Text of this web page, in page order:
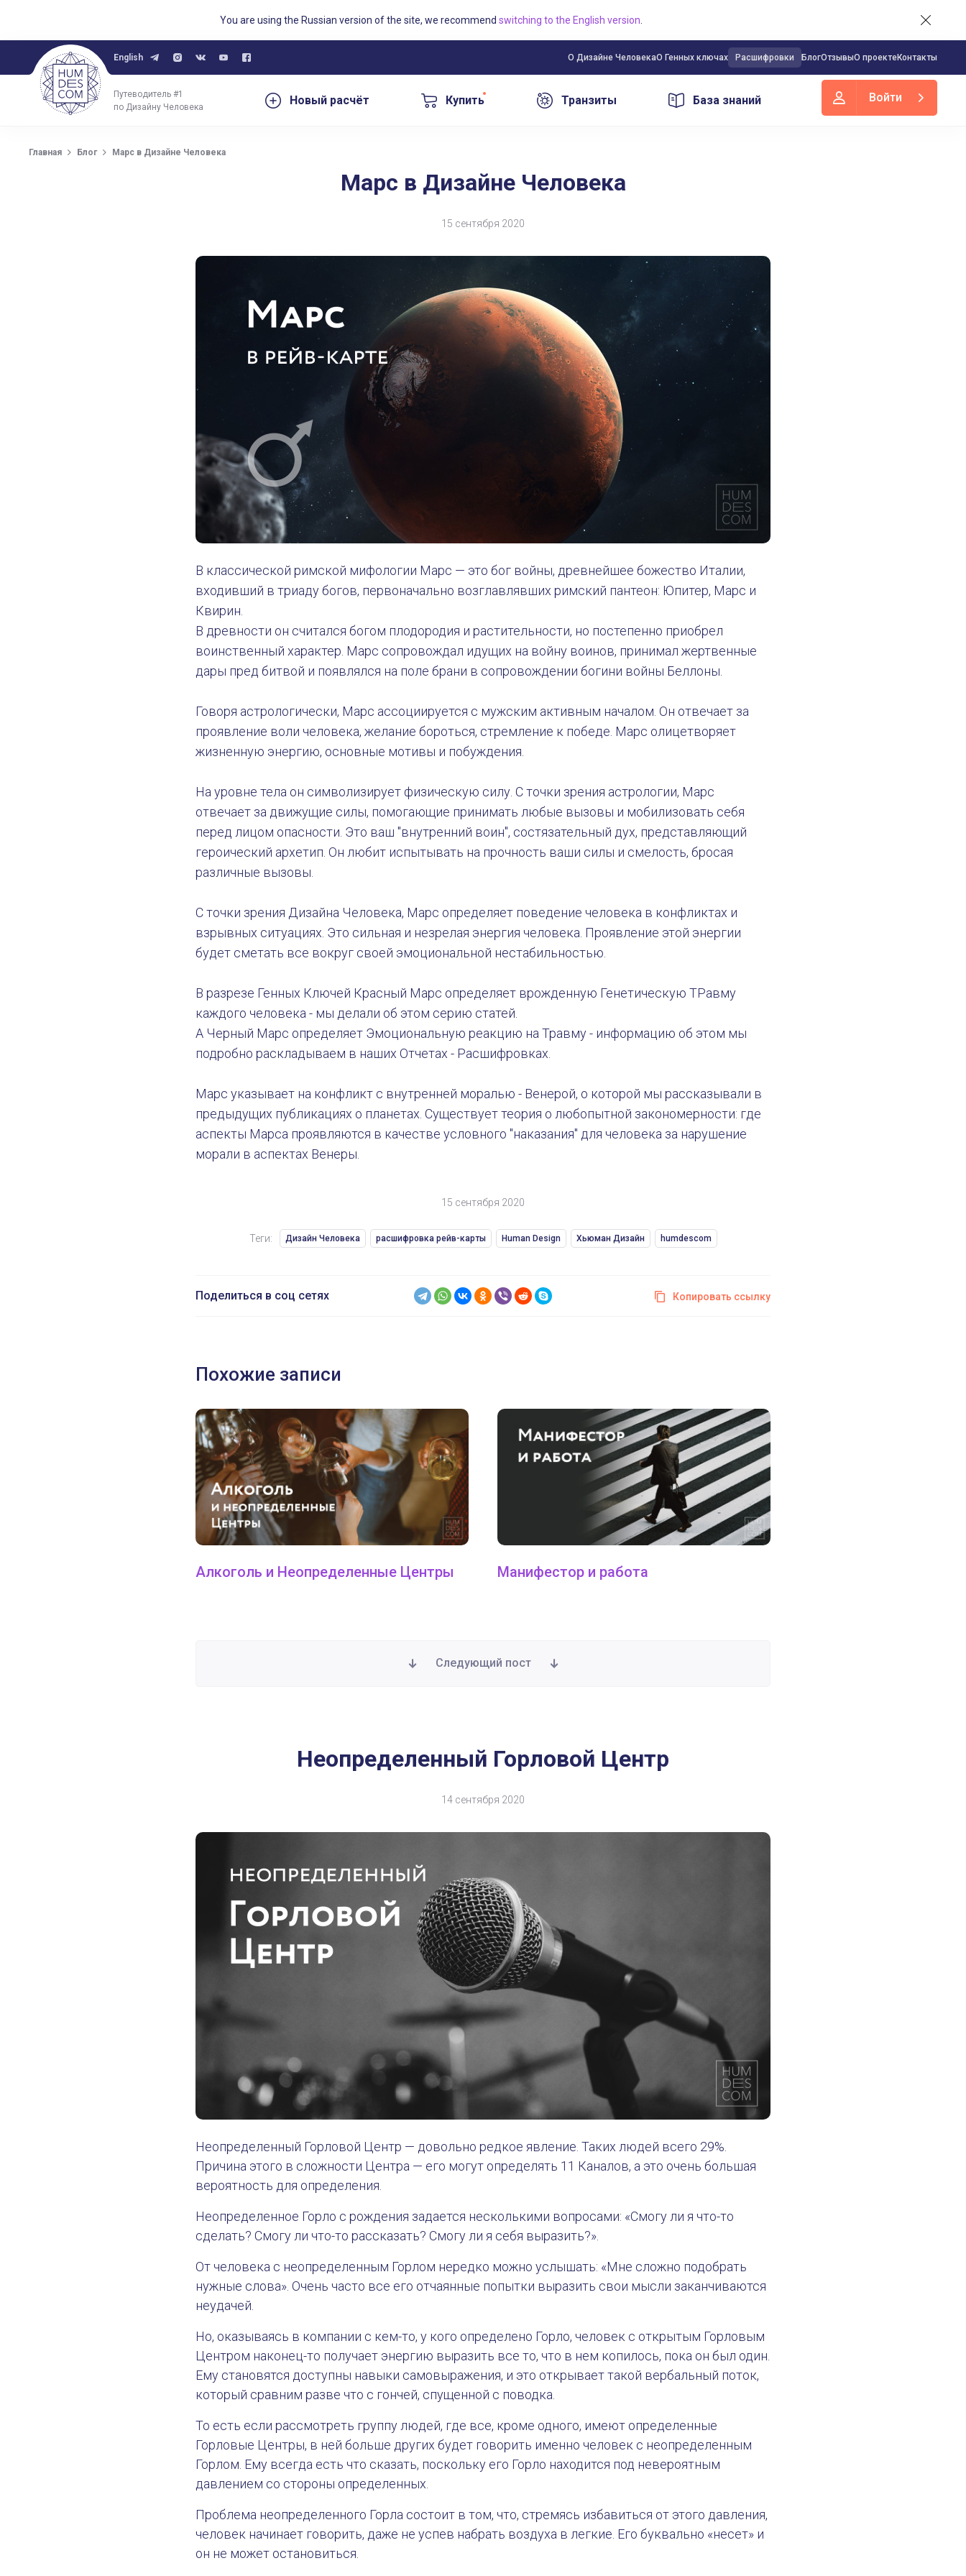
You are using the Russian version of the site, we recommend switching to the English version
English О Дизайне ЧеловекаО Генных ключах Расшифровки БлогОтзывыО проектеКонтакты
Путеводитель #1
по Дизайну Человека
Новый расчёт Купить Транзиты База знаний Войти
Главная Блог Марс в Дизайне Человека
Марс в Дизайне Человека
Марс в Дизайне Человека
15 сентября 2020
В классической римской мифологии Марс — это бог войны, древнейшее божество Италии,
входивший в триаду богов, первоначально возглавлявших римский пантеон: Юпитер, Марс и
Квирин.
В древности он считался богом плодородия и растительности, но постепенно приобрел
воинственный характер. Марс сопровождал идущих на войну воинов, принимал жертвенные
дары пред битвой и появлялся на поле брани в сопровождении богини войны Беллоны.
Говоря астрологически, Марс ассоциируется с мужским активным началом. Он отвечает за
проявление воли человека, желание бороться, стремление к победе. Марс олицетворяет
жизненную энергию, основные мотивы и побуждения.
На уровне тела он символизирует физическую силу. С точки зрения астрологии, Марс
отвечает за движущие силы, помогающие принимать любые вызовы и мобилизовать себя
перед лицом опасности. Это ваш "внутренний воин", состязательный дух, представляющий
героический архетип. Он любит испытывать на прочность ваши силы и смелость, бросая
различные вызовы.
С точки зрения Дизайна Человека, Марс определяет поведение человека в конфликтах и
взрывных ситуациях. Это сильная и незрелая энергия человека. Проявление этой энергии
будет сметать все вокруг своей эмоциональной нестабильностью.
В разрезе Генных Ключей Красный Марс определяет врожденную Генетическую ТРавму
каждого человека - мы делали об этом серию статей.
А Черный Марс определяет Эмоциональную реакцию на Травму - информацию об этом мы
подробно раскладываем в наших Отчетах - Расшифровках.
Марс указывает на конфликт с внутренней моралью - Венерой, о которой мы рассказывали в
предыдущих публикациях о планетах. Существует теория о любопытной закономерности: где
аспекты Марса проявляются в качестве условного "наказания" для человека за нарушение
морали в аспектах Венеры.
15 сентября 2020
Теги: Дизайн Человека расшифровка рейв-карты Human Design Хьюман Дизайн humdescom
Поделиться в соц сетях Копировать ссылку
Похожие записи
Алкоголь и Неопределенные Центры Манифестор и работа
Следующий пост
Неопределенный Горловой Центр
14 сентября 2020
Неопределенный Горловой Центр — довольно редкое явление. Таких людей всего 29%.
Причина этого в сложности Центра — его могут определять 11 Каналов, а это очень большая
вероятность для определения.
Неопределенное Горло с рождения задается несколькими вопросами: «Смогу ли я что-то
сделать? Смогу ли что-то рассказать? Смогу ли я себя выразить?».
От человека с неопределенным Горлом нередко можно услышать: «Мне сложно подобрать
нужные слова». Очень часто все его отчаянные попытки выразить свои мысли заканчиваются
неудачей.
Но, оказываясь в компании с кем-то, у кого определено Горло, человек с открытым Горловым
Центром наконец-то получает энергию выразить все то, что в нем копилось, пока он был один.
Ему становятся доступны навыки самовыражения, и это открывает такой вербальный поток,
который сравним разве что с гончей, спущенной с поводка.
То есть если рассмотреть группу людей, где все, кроме одного, имеют определенные
Горловые Центры, в ней больше других будет говорить именно человек с неопределенным
Горлом. Ему всегда есть что сказать, поскольку его Горло находится под невероятным
давлением со стороны определенных.
Проблема неопределенного Горла состоит в том, что, стремясь избавиться от этого давления,
человек начинает говорить, даже не успев набрать воздуха в легкие. Его буквально «несет» и
он не может остановиться.